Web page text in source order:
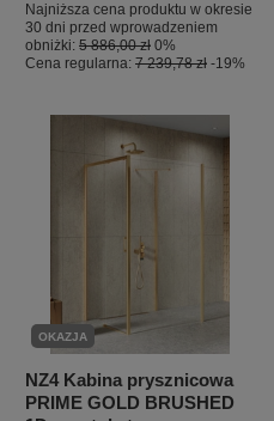
Najniższa cena produktu w okresie
30 dni przed wprowadzeniem
obniżki: 5 886,00 zł 0%
Cena regularna: 7 239,78 zł -19%
OKAZJA
NZ4 Kabina prysznicowa
PRIME GOLD BRUSHED